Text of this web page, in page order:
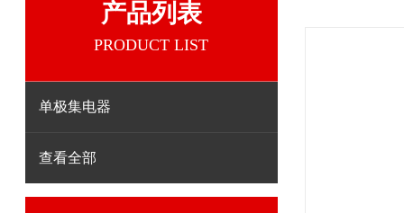
产品列表
PRODUCT LIST
单极集电器
查看全部